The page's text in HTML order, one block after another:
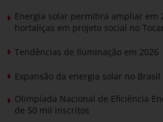
Energia solar permitirá ampliar em
hortaliças em projeto social no
Tendências de Iluminação em 2026
Expansão da energia solar no Brasil
Olimpíada Nacional de Eficiência
de 50 mil inscritos